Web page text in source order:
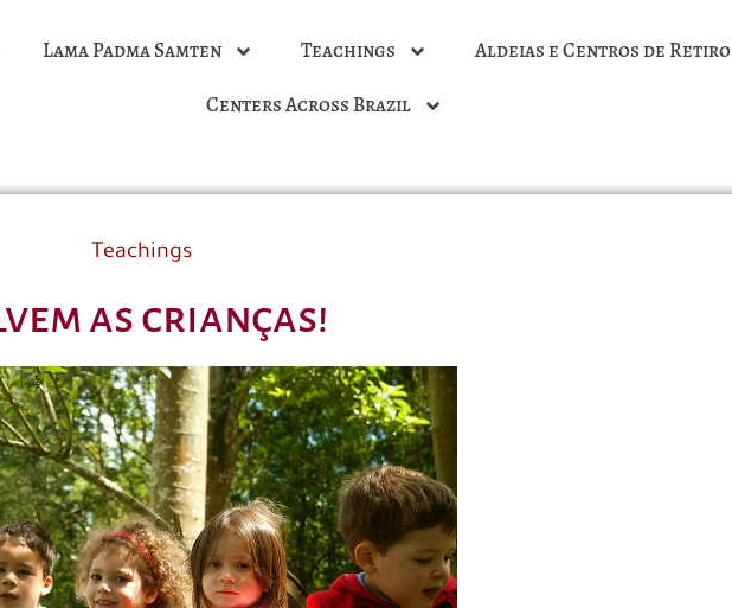
Lama Padma Samten Teachings
Aldeias e Centros de Retiro
Centers Across Brazil
Teachings
as crianças!